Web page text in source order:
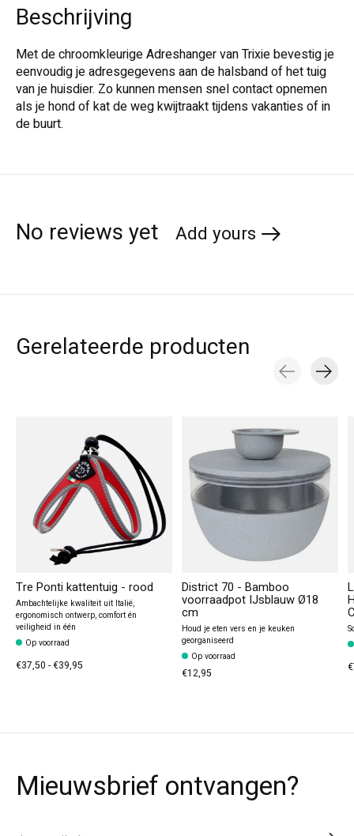
Beschrijving
Met de chroomkleurige Adreshanger van Trixie bevestig je
eenvoudig je adresgegevens aan de halsband of het tuig
van je huisdier. Zo kunnen mensen snel contact opnemen
als je hond of kat de weg kwijtraakt tijdens vakanties of in
de buurt.
No reviews yet Add yours
Gerelateerde producten
Tre Ponti kattentuig - rood
Ambachtelijke kwaliteit uit Italië,
ergonomisch ontwerp, comfort én
veiligheid in één
Op voorraad
€37,50 - €39,95
District 70 - Bamboo
voorraadpot IJsblauw Ø18
cm
Houd je eten vers en je keuken
georganiseerd
Op voorraad
€12,95
Mieuwsbrief ontvangen?